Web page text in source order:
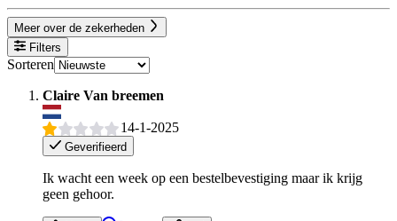
Meer over de zekerheden
Filters
Sorteren
Claire Van breemen
14-1-2025
Geverifieerd
Ik wacht een week op een bestelbevestiging maar ik krijg
geen gehoor.